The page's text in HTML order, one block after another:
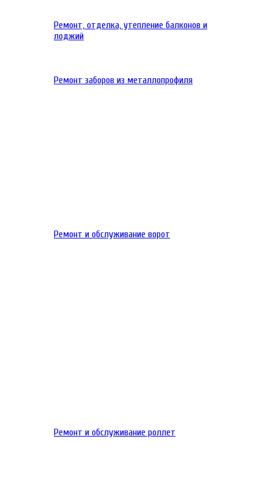
Ремонт, отделка, утепление балконов и
лоджий
Ремонт заборов из металлопрофиля
Ремонт и обслуживание ворот
Ремонт и обслуживание роллет